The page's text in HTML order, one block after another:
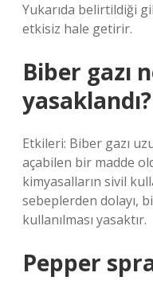
Yukarıda belirtildiği
etkisiz hale getirir.
Biber gazı
yasaklandı?
Etkileri: Biber gazı
açabilen bir madde
kimyasalların sivil
sebeplerden dolayı,
kullanılması yasaktır.
Pepper